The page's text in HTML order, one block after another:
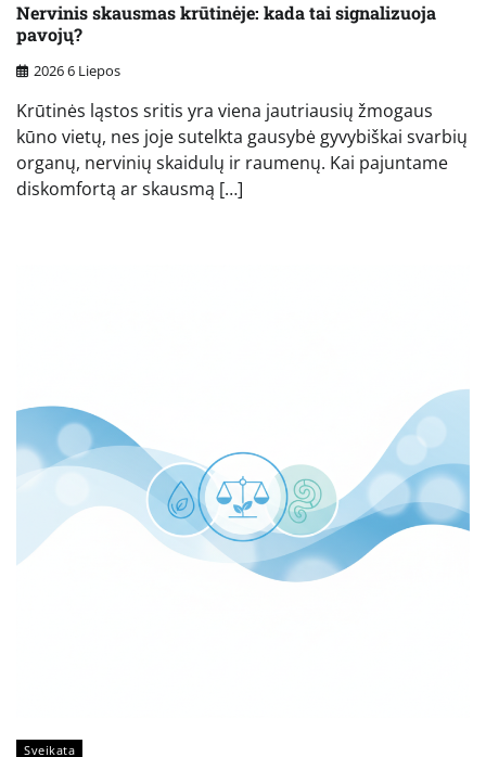
Nervinis skausmas krūtinėje: kada tai signalizuoja
pavojų?
2026 6 Liepos
Krūtinės ląstos sritis yra viena jautriausių žmogaus
kūno vietų, nes joje sutelkta gausybė gyvybiškai svarbių
organų, nervinių skaidulų ir raumenų. Kai pajuntame
diskomfortą ar skausmą […]
Sveikata